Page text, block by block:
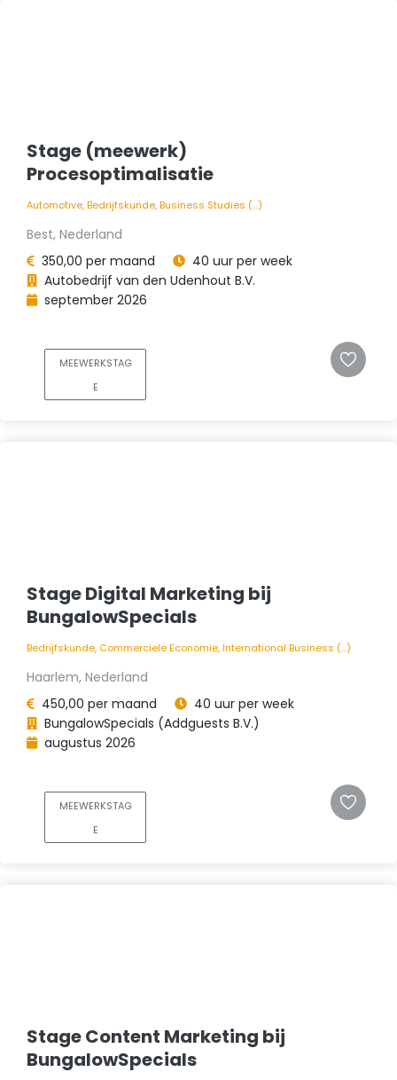
Stage (meewerk)
Procesoptimalisatie
Automotive, Bedrijfskunde, Business Studies (...)
Best, Nederland
350,00 per maand
40 uur per week
Autobedrijf van den Udenhout B.V.
september 2026
MEEWERKSTAG
E
Stage Digital Marketing bij
BungalowSpecials
Bedrijfskunde, Commerciele Economie, International Business (...)
Haarlem, Nederland
450,00 per maand
40 uur per week
BungalowSpecials (Addguests B.V.)
augustus 2026
MEEWERKSTAG
E
Stage Content Marketing bij
BungalowSpecials